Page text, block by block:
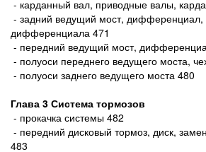
- карданный вал, приводные валы,
- задний ведущий мост, дифференциал,
дифференциала 471
- передний ведущий мост,
- полуоси переднего ведущего моста,
- полуоси заднего ведущего моста 480
Глава 3 Система тормозов
- прокачка системы 482
- передний дисковый тормоз, диск,
483